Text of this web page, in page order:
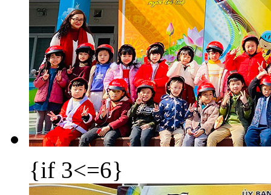
{if 3<=6}